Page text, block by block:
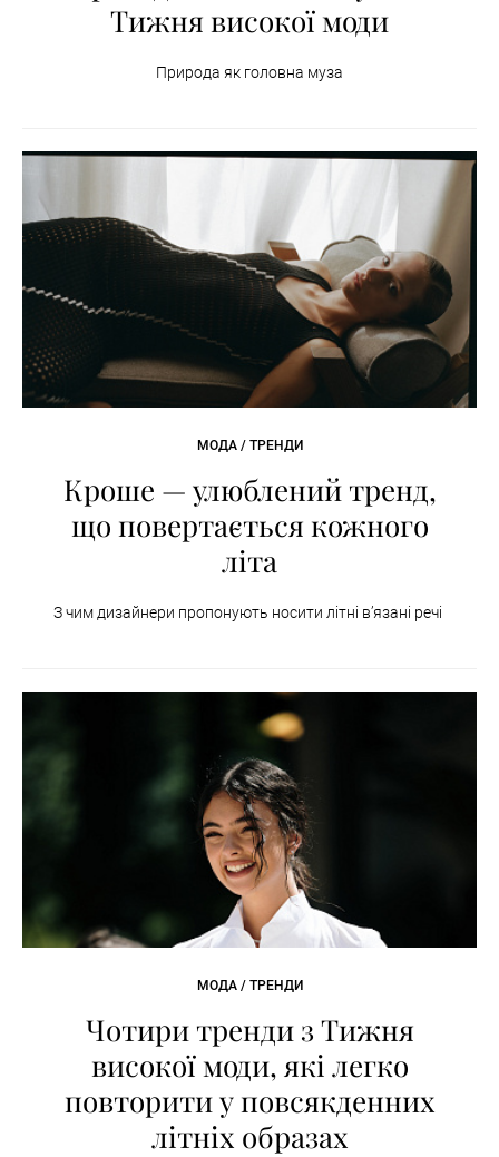
Тижня високої моди
Природа як головна муза
МОДА / ТРЕНДИ
Кроше — улюблений тренд,
що повертається кожного
літа
З чим дизайнери пропонують носити літні вʼязані речі
МОДА / ТРЕНДИ
Чотири тренди з Тижня
високої моди, які легко
повторити у повсякденних
літніх образах